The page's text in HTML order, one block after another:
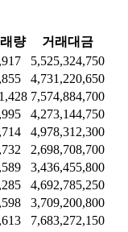
량
거래대금
5,525,324,750
4,731,220,650
7,574,884,700
4,273,144,750
4,978,312,300
2,698,708,700
3,436,455,800
4,692,785,250
3,709,200,800
7,683,272,150